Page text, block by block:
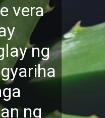
vera
ng
ng